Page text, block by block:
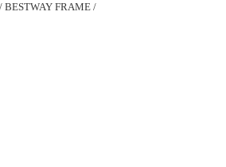
BESTWAY FRAME /